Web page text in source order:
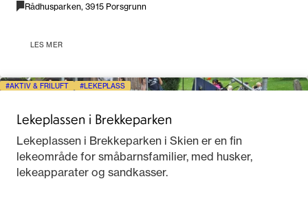
Rådhusparken, 3915 Porsgrunn
LES MER
AKTIV & FRILUFT LEKEPLASS
Lekeplassen i Brekkeparken
Lekeplassen i Brekkeparken i Skien er en fin
lekeområde for småbarnsfamilier, med husker,
lekeapparater og sandkasser.